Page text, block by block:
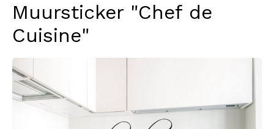
Muursticker "Chef de
Cuisine"